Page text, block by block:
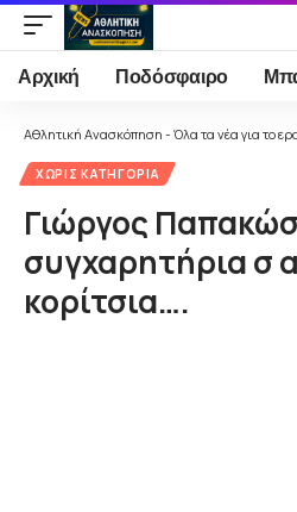
Αρχική Ποδόσφαιρο
Αθλητική Ανασκόπηση - Όλα τα νέα για το
ΧΩΡΊΣ ΚΑΤΗΓΟΡΊΑ
Γιώργος
συγχαρητήρια σ
κορίτσια….